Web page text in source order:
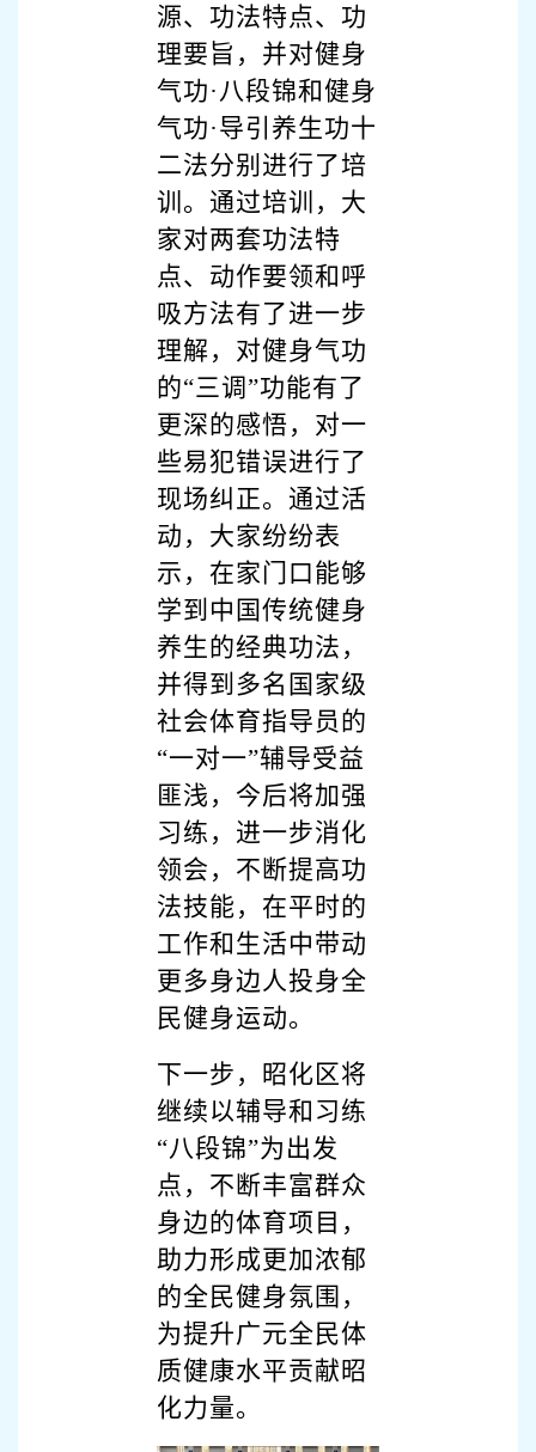
源、功法特点、功
理要旨，并对健身
气功·八段锦和健身
气功·导引养生功十
二法分别进行了培
训。通过培训，大
家对两套功法特
点、动作要领和呼
吸方法有了进一步
理解，对健身气功
的“三调”功能有了
更深的感悟，对一
些易犯错误进行了
现场纠正。通过活
动，大家纷纷表
示，在家门口能够
学到中国传统健身
养生的经典功法，
并得到多名国家级
社会体育指导员的
“一对一”辅导受益
匪浅，今后将加强
习练，进一步消化
领会，不断提高功
法技能，在平时的
工作和生活中带动
更多身边人投身全
民健身运动。
下一步，昭化区将
继续以辅导和习练
“八段锦”为出发
点，不断丰富群众
身边的体育项目，
助力形成更加浓郁
的全民健身氛围，
为提升广元全民体
质健康水平贡献昭
化力量。